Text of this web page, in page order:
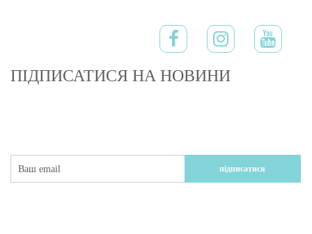
ПІДПИСАТИСЯ НА НОВИНИ
підписатися